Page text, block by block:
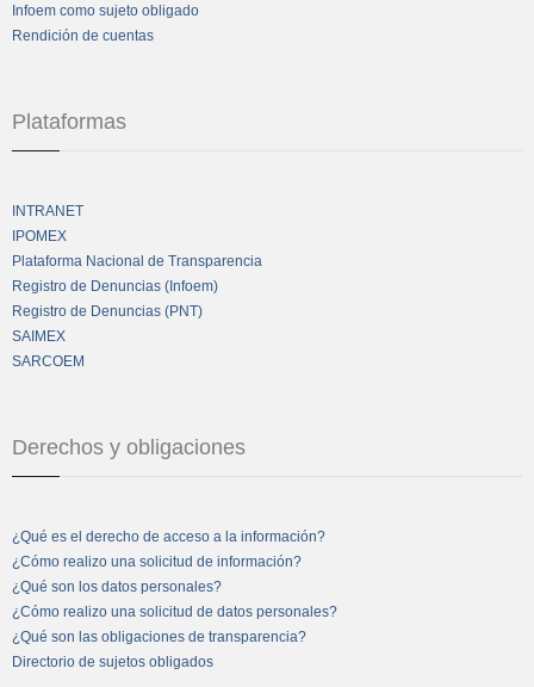
Infoem como sujeto obligado
Rendición de cuentas
Plataformas
INTRANET
IPOMEX
Plataforma Nacional de Transparencia
Registro de Denuncias (Infoem)
Registro de Denuncias (PNT)
SAIMEX
SARCOEM
Derechos y obligaciones
¿Qué es el derecho de acceso a la información?
¿Cómo realizo una solicitud de información?
¿Qué son los datos personales?
¿Cómo realizo una solicitud de datos personales?
¿Qué son las obligaciones de transparencia?
Directorio de sujetos obligados